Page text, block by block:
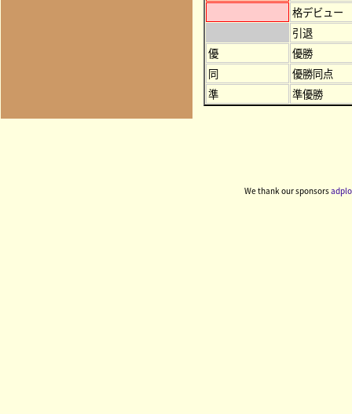
格デビュー
引退
優
優勝
同
優勝同点
準
準優勝
We thank our sponsors